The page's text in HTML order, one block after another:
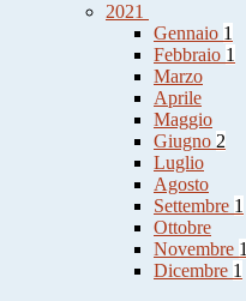
2021
Gennaio 1
Febbraio 1
Marzo
Aprile
Maggio
Giugno 2
Luglio
Agosto
Settembre 1
Ottobre
Novembre 1
Dicembre 1